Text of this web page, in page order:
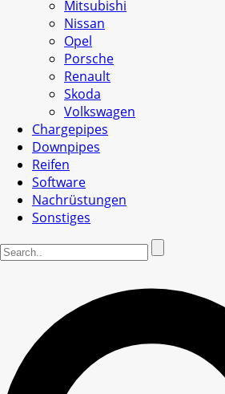
Mitsubishi
Nissan
Opel
Porsche
Renault
Skoda
Volkswagen
Chargepipes
Downpipes
Reifen
Software
Nachrüstungen
Sonstiges